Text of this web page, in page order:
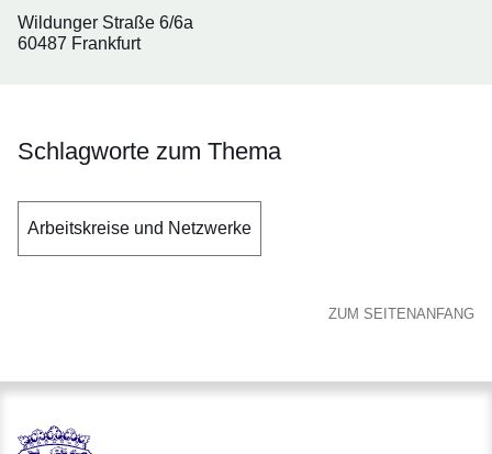
Wildunger Straße 6/6a
60487 Frankfurt
Schlagworte zum Thema
Arbeitskreise und Netzwerke
ZUM SEITENANFANG